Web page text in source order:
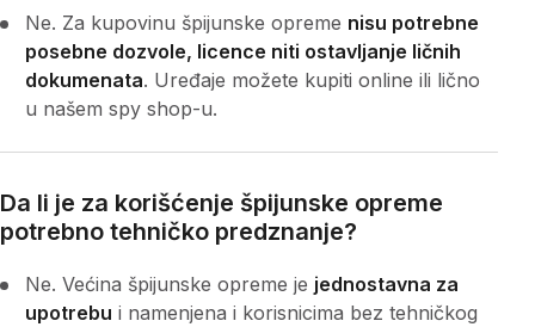
Ne. Za kupovinu špijunske opreme nisu potrebne
posebne dozvole, licence niti ostavljanje ličnih
dokumenata. Uređaje možete kupiti online ili lično
u našem spy shop-u.
Da li je za korišćenje špijunske opreme
potrebno tehničko predznanje?
Ne. Većina špijunske opreme je jednostavna za
upotrebu i namenjena i korisnicima bez tehničkog